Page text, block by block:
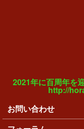
2021年に百周年を
http://
メインメニュー
お問い合わせ